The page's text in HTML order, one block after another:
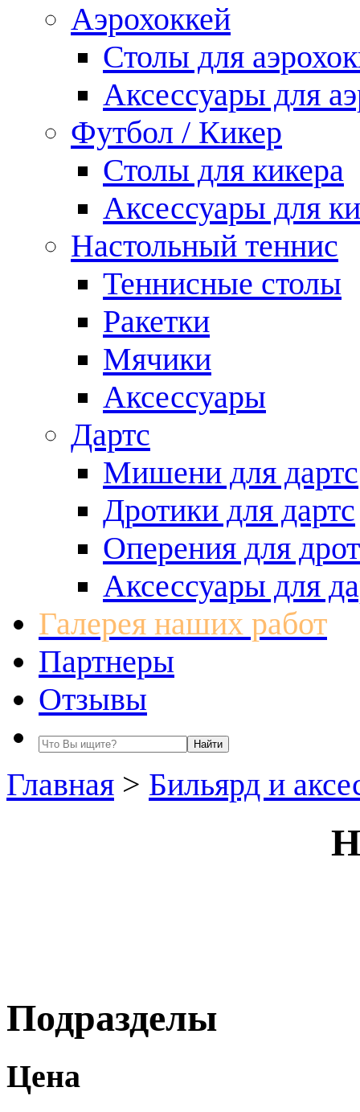
Аэрохоккей
Столы для
Аксессуары для
Футбол / Кикер
Столы для кикера
Аксессуары для
Настольный теннис
Теннисные столы
Ракетки
Мячики
Аксессуары
Дартс
Мишени для дартс
Дротики для дартс
Оперения для
Аксессуары для
Галерея наших работ
Партнеры
Отзывы
Главная > Бильярд и
Подразделы
Цена